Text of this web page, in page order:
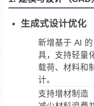
生成式设计优化
新增基于 AI 的
具，支持轻量
载荷、材料和
计。
支持增材制造